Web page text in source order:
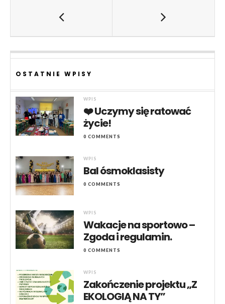
OSTATNIE WPISY
WPIS
❤️ Uczymy się ratować
życie!
0 COMMENTS
WPIS
Bal ósmoklasisty
0 COMMENTS
WPIS
Wakacje na sportowo –
Zgoda i regulamin.
0 COMMENTS
WPIS
Zakończenie projektu „Z
EKOLOGIĄ NA TY”